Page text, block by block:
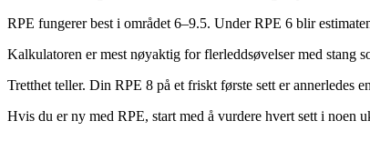
RPE fungerer best i området 6–9.5. Under RPE 6 blir
Kalkulatoren er mest nøyaktig for flerleddsøvelser med stang
Tretthet teller. Din RPE 8 på et friskt første sett er annerledes
Hvis du er ny med RPE, start med å vurdere hvert sett i noen